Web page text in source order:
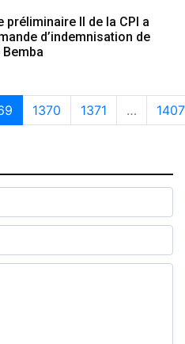
préliminaire II de la CPI a
d’indemnisation de
1370 1371 … 1407